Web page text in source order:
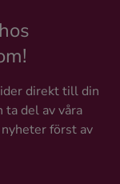
direkt till din
ta del av våra
först av